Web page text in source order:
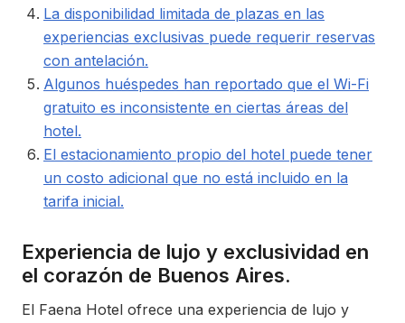
La disponibilidad limitada de plazas en las
experiencias exclusivas puede requerir reservas
con antelación.
Algunos huéspedes han reportado que el Wi-Fi
gratuito es inconsistente en ciertas áreas del
hotel.
El estacionamiento propio del hotel puede tener
un costo adicional que no está incluido en la
tarifa inicial.
Experiencia de lujo y exclusividad en
el corazón de Buenos Aires.
El Faena Hotel ofrece una experiencia de lujo y